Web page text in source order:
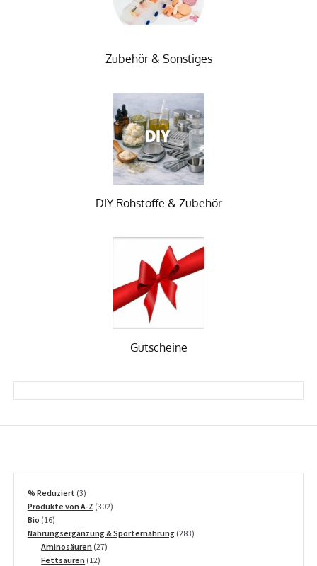
Zubehör & Sonstiges
DIY Rohstoffe & Zubehör
Gutscheine
% Reduziert 33
Produkte
Produkte von A-Z 302302
Bio 1616
Produkte
Nahrungsergänzung & Sporternährung 283283
Aminosäuren 2727
Fettsäuren 1212